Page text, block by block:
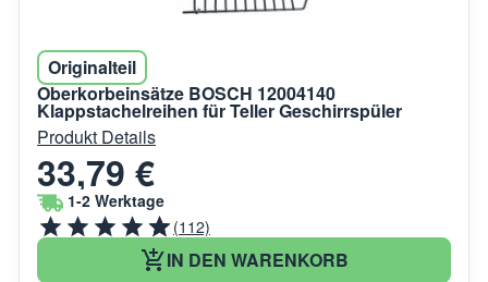
Originalteil
Oberkorbeinsätze BOSCH 12004140
Klappstachelreihen für Teller Geschirrspüler
Produkt Details
33,79 €
1-2 Werktage
(112)
IN DEN WARENKORB